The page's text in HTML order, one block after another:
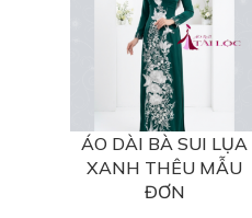
ÁO DÀI BÀ SUI LỤA
XANH THÊU MẪU
ĐƠN